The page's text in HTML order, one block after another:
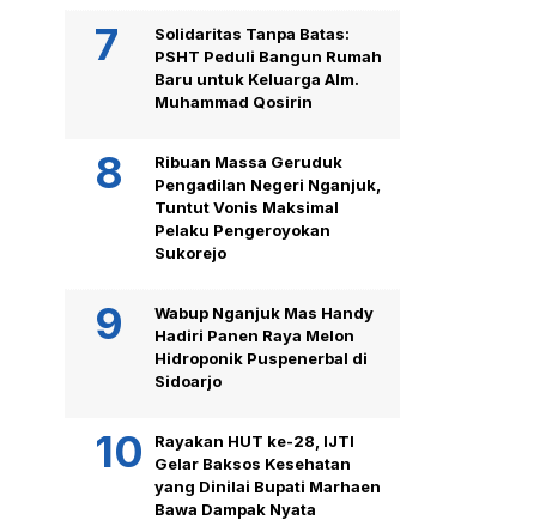
Solidaritas Tanpa Batas:
PSHT Peduli Bangun Rumah
Baru untuk Keluarga Alm.
Muhammad Qosirin
Ribuan Massa Geruduk
Pengadilan Negeri Nganjuk,
Tuntut Vonis Maksimal
Pelaku Pengeroyokan
Sukorejo
Wabup Nganjuk Mas Handy
Hadiri Panen Raya Melon
Hidroponik Puspenerbal di
Sidoarjo
Rayakan HUT ke-28, IJTI
Gelar Baksos Kesehatan
yang Dinilai Bupati Marhaen
Bawa Dampak Nyata